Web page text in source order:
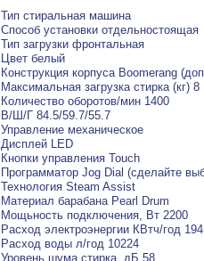
Тип стиральная машина
Способ установки отдельностоящая
Тип загрузки фронтальная
Цвет белый
Конструкция корпуса Boomerang
Максимальная загрузка стирка (кг) 8
Количество оборотов/мин 1400
В/Ш/Г 84.5/59.7/55.7
Управление механическое
Дисплей LED
Кнопки управления Touch
Программатор Jog Dial (сделайте
Технология Steam Assist
Материал барабана Pearl Drum
Мощьность подключения, Вт 2200
Расход электроэнергии КВтч/год 194
Расход воды л/год 10224
Уровень шума стирка, дБ 58